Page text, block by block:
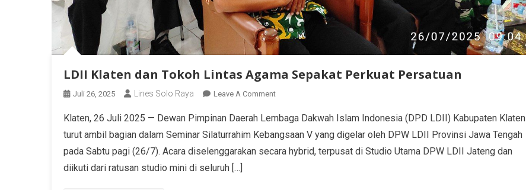
LDII Klaten dan Tokoh Lintas Agama Sepakat Perkuat Persatuan
Juli 26, 2025 Lines Solo Raya Leave A Comment
Klaten, 26 Juli 2025 — Dewan Pimpinan Daerah Lembaga Dakwah Islam Indonesia (DPD LDII) Kabupaten Klaten
turut ambil bagian dalam Seminar Silaturrahim Kebangsaan V yang digelar oleh DPW LDII Provinsi Jawa Tengah
pada Sabtu pagi (26/7). Acara diselenggarakan secara hybrid, terpusat di Studio Utama DPW LDII Jateng dan
diikuti dari ratusan studio mini di seluruh […]